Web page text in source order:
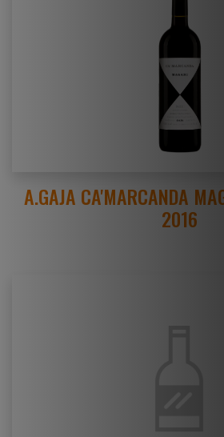
A.GAJA CA'MARCANDA
2016